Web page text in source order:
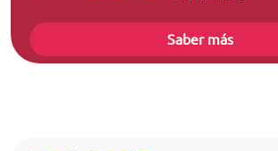
Saber más